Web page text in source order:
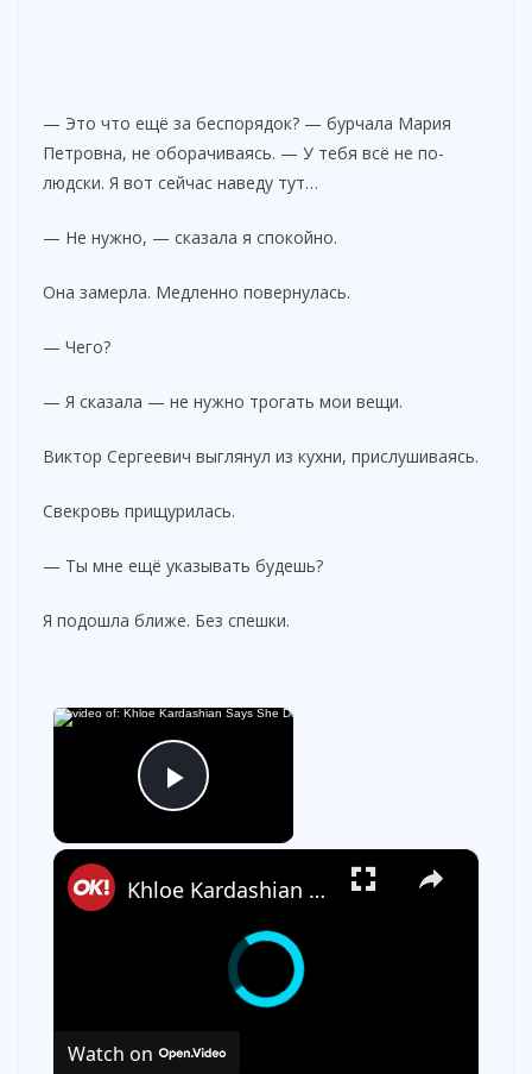
— Это что ещё за беспорядок? — бурчала Мария
Петровна, не оборачиваясь. — У тебя всё не по-
людски. Я вот сейчас наведу тут…
— Не нужно, — сказала я спокойно.
Она замерла. Медленно повернулась.
— Чего?
— Я сказала — не нужно трогать мои вещи.
Виктор Сергеевич выглянул из кухни, прислушиваясь.
Свекровь прищурилась.
— Ты мне ещё указывать будешь?
Я подошла ближе. Без спешки.
×
Play Video
×
Khloe Kardashian Says She Doesn't Want to 'Torture' Ex Tristan Thompson When It Comes to Co-Parenting
Watch on